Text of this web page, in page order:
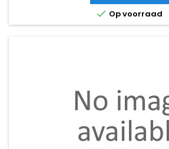
 Op voorraad